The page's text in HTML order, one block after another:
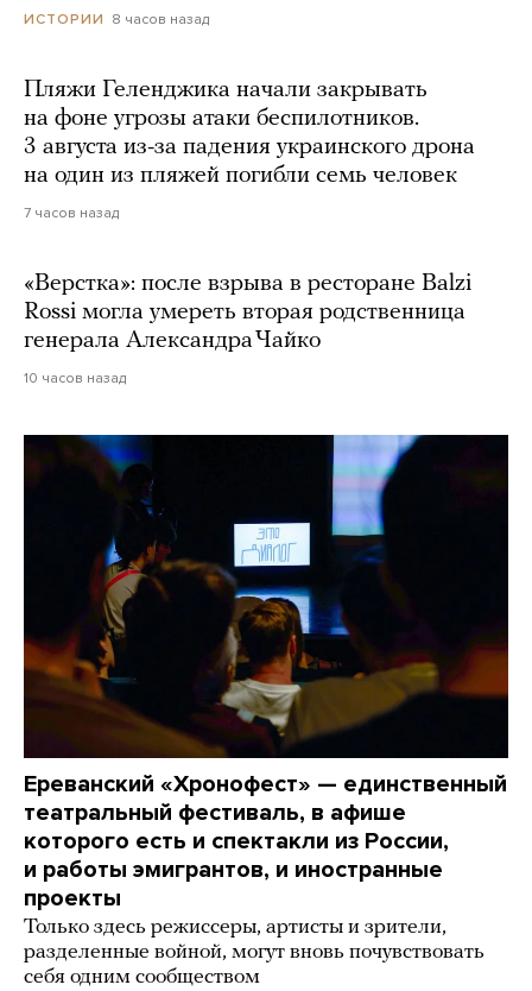
ИСТОРИИ 8 часов назад
Пляжи Геленджика начали закрывать
на фоне угрозы атаки беспилотников.
3 августа из-за падения украинского дрона
на один из пляжей погибли семь человек
7 часов назад
«Верстка»: после взрыва в ресторане Balzi
Rossi могла умереть вторая родственница
генерала Александра Чайко
10 часов назад
Ереванский «Хронофест» — единственный
театральный фестиваль, в афише
которого есть и спектакли из России,
и работы эмигрантов, и иностранные
проекты
Только здесь режиссеры, артисты и зрители,
разделенные войной, могут вновь почувствовать
себя одним сообществом